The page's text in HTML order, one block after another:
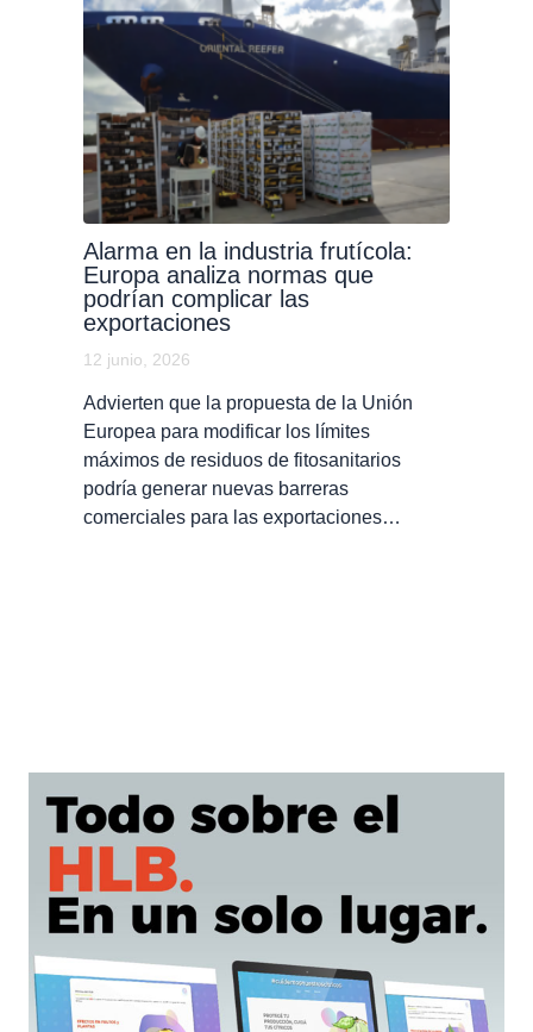
Alarma en la industria frutícola:
Europa analiza normas que
podrían complicar las
exportaciones
12 junio, 2026
Advierten que la propuesta de la Unión
Europea para modificar los límites
máximos de residuos de fitosanitarios
podría generar nuevas barreras
comerciales para las exportaciones…